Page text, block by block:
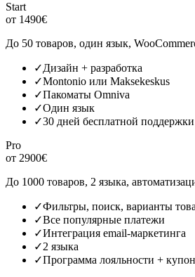
Start
от 1490€
До 50 товаров, один язык,
✓Дизайн + разработка
✓Montonio или Maksekeskus
✓Пакоматы Omniva
✓Один язык
✓30 дней бесплатной поддержки
Pro
от 2900€
До 1000 товаров, 2 языка,
✓Фильтры, поиск, варианты
✓Все популярные платежи
✓Интеграция email-маркетинга
✓2 языка
✓Программа лояльности +